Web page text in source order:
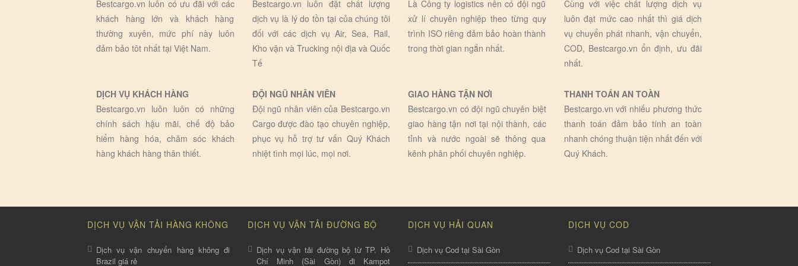
Bestcargo.vn luôn có ưu đãi với các
khách hàng lớn và khách hàng
thường xuyên, mức phí này luôn
đảm bảo tôt nhất tại Việt Nam.
Bestcargo.vn luôn đặt chất lượng
dịch vụ là lý do tồn tại của chúng tôi
đối với các dịch vụ Air, Sea, Rail,
Kho vận và Trucking nội địa và Quốc
Tế
Là Công ty logistics nên có đội ngũ
xử lí chuyên nghiệp theo từng quy
trình ISO riêng đảm bảo hoàn thành
trong thời gian ngắn nhất.
Cùng với việc chất lượng dịch vụ
luôn đạt mức cao nhất thì giá dịch
vụ chuyển phát nhanh, vận chuyển,
COD, Bestcargo.vn ổn định, ưu đãi
nhất.
DỊCH VỤ KHÁCH HÀNG
Bestcargo.vn luôn luôn có những
chính sách hậu mãi, chế độ bảo
hiểm hàng hóa, chăm sóc khách
hàng khách hàng thân thiết.
ĐỘI NGŨ NHÂN VIÊN
Đội ngũ nhân viên của Bestcargo.vn
Cargo được đào tạo chuyên nghiệp,
phục vụ hỗ trợ tư vấn Quý Khách
nhiệt tình mọi lúc, mọi nơi.
GIAO HÀNG TẬN NƠI
Bestcargo.vn có đội ngũ chuyên biệt
giao hàng tận nơi tại nội thành, các
tỉnh và nước ngoài sẽ thông qua
kênh phân phối chuyên nghiệp.
THANH TOÁN AN TOÀN
Bestcargo.vn với nhiếu phương thức
thanh toán đảm bảo tính an toàn
nhanh chóng thuận tiện nhất đến với
Quý Khách.
DỊCH VỤ VẬN TẢI HÀNG KHÔNG
Dịch vụ vận chuyển hàng không đi
Brazil giá rẻ
DỊCH VỤ VẬN TẢI ĐƯỜNG BỘ
Dịch vụ vận tải đường bộ từ TP. Hồ
Chí Minh (Sài Gòn) đi Kampot
DỊCH VỤ HẢI QUAN
Dịch vụ Cod tại Sài Gòn
DỊCH VỤ COD
Dịch vụ Cod tại Sài Gòn